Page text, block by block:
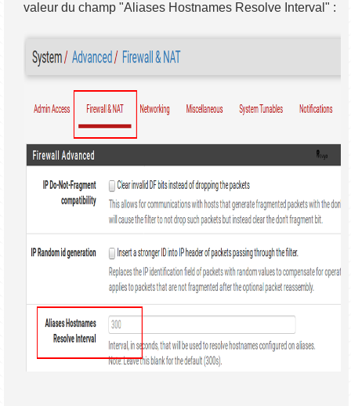
valeur du champ "Aliases Hostnames Resolve Interval" :